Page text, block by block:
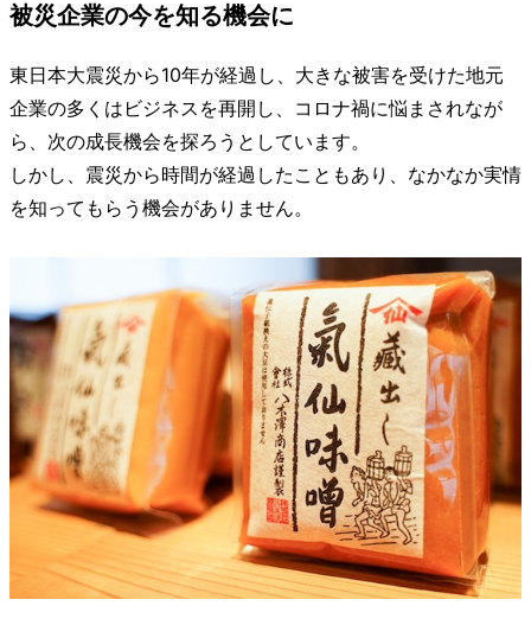
被災企業の今を知る機会に
東日本大震災から10年が経過し、大きな被害を受けた地元
企業の多くはビジネスを再開し、コロナ禍に悩まされなが
ら、次の成長機会を探ろうとしています。
しかし、震災から時間が経過したこともあり、なかなか実情
を知ってもらう機会がありません。